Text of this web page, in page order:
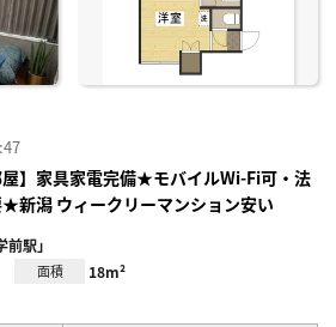
屋】家具家電完備★モバイルWi-Fi可・法
新潟 ウィークリーマンション安い
駅」
面積 18m²